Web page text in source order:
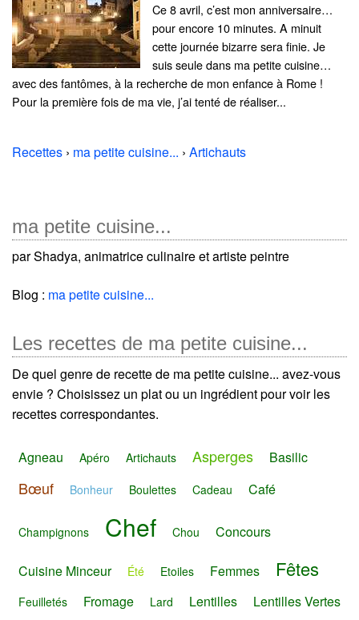
Ce 8 avril, c’est mon anniversaire…
pour encore 10 minutes. A minuit
cette journée bizarre sera finie. Je
suis seule dans ma petite cuisine…
avec des fantômes, à la recherche de mon enfance à Rome !
Pour la première fois de ma vie, j’ai tenté de réaliser...
Recettes › ma petite cuisine... › Artichauts
ma petite cuisine...
par Shadya, animatrice culinaire et artiste peintre
Blog : ma petite cuisine...
Les recettes de ma petite cuisine...
De quel genre de recette de ma petite cuisine... avez-vous
envie ? Choisissez un plat ou un ingrédient pour voir les
recettes correspondantes.
Agneau Apéro Artichauts Asperges Basilic
Bœuf Bonheur Boulettes Cadeau Café
Champignons Chef Chou Concours
Cuisine Minceur Été Etoiles Femmes Fêtes
Feuilletés Fromage Lard Lentilles Lentilles Vertes